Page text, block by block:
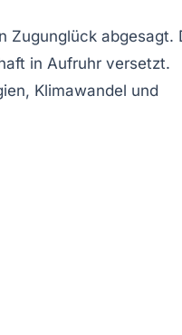
Zugunglück abgesagt.
in Aufruhr versetzt.
Klimawandel und